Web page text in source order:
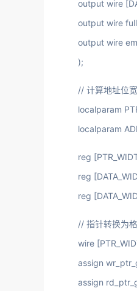
output wire
output wire
output wire
);
// 计算地址位
localparam
localparam
reg
reg
reg
// 指针转换为
wire
assign
assign